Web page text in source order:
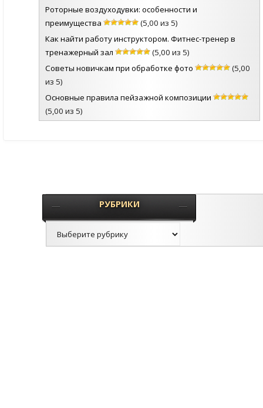
Роторные воздуходувки: особенности и
преимущества
(5,00 из 5)
Как найти работу инструктором. Фитнес-тренер в
тренажерный зал
(5,00 из 5)
Советы новичкам при обработке фото
(5,00
из 5)
Основные правила пейзажной композиции
(5,00 из 5)
РУБРИКИ